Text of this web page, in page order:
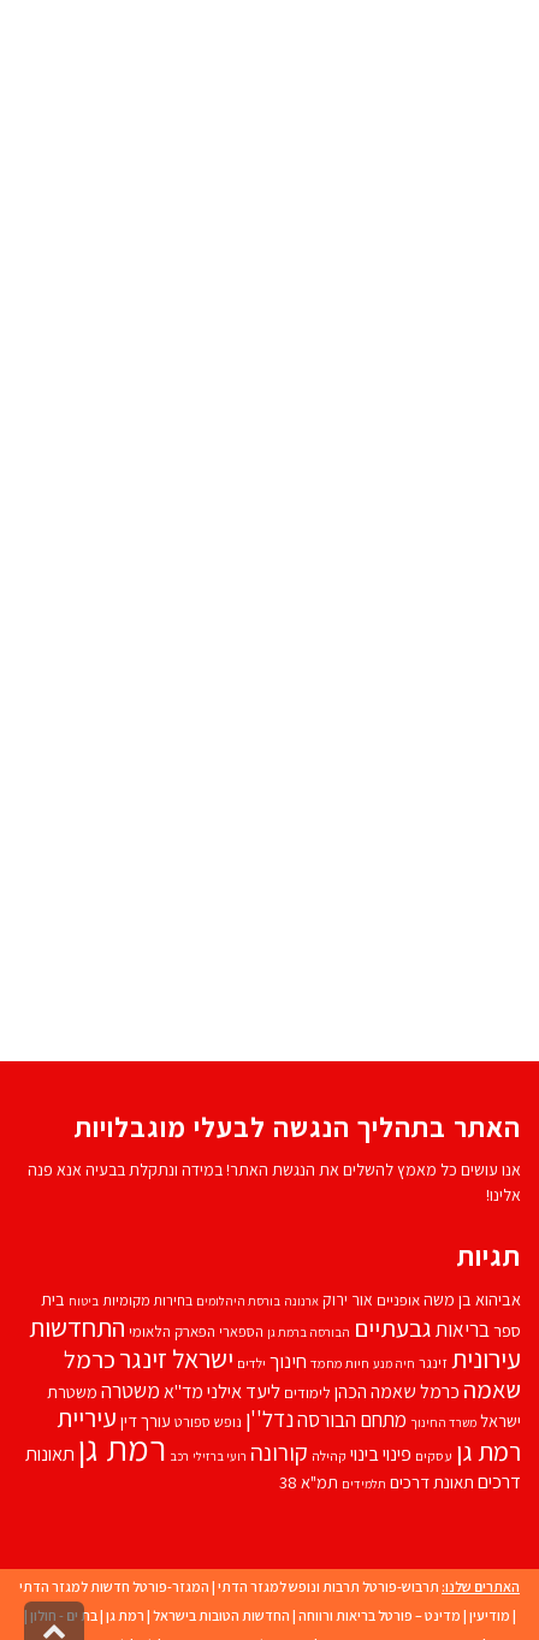
האתר בתהליך הנגשה לבעלי מוגבלויות
אנו עושים כל מאמץ להשלים את הנגשת האתר! במידה ונתקלת בבעיה אנא פנה
אלינו!
תגיות
אביהוא בן משהאופניים אור ירוק ארנונה בורסת היהלומים בחירות מקומיות ביטוח בית
ספרבריאותגבעתיים הבורסה ברמת גן הספארי הפארק הלאומי התחדשות
עירוניתזינגר חיה מנע חיות מחמד חינוך ילדים ישראל זינגרכרמל
שאמה כרמל שאמה הכהן לימודים ליעד אילנימד''אמשטרה משטרת
ישראל משרד החינוך מתחם הבורסהנדל''ן נופש ספורט עורך דין עיריית
רמת גן עסקים פינוי בינוי קהילה קורונה רועי ברזילי רכב רמת גן תאונות
דרכים תאונת דרכים תלמידים תמ"א 38
האתרים שלנו: תרבוש-פורטל תרבות ונופש למגזר הדתי | המגזר-פורטל חדשות למגזר הדתי
| מודיעין | מדינט – פורטל בריאות ורווחה | החדשות הטובות בישראל | רמת גן |בת ים - חולון |